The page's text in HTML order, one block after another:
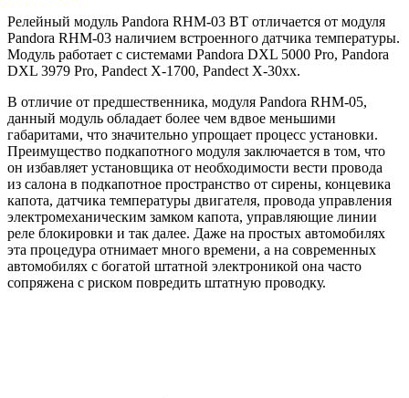
Релейный модуль Pandora RHM-03 BT отличается от модуля
Pandora RHM-03 наличием встроенного датчика температуры.
Модуль работает с системами Pandora DXL 5000 Pro, Pandora
DXL 3979 Pro, Pandect X-1700, Pandect X-30xx.
В отличие от предшественника, модуля Pandora RHM-05,
данный модуль обладает более чем вдвое меньшими
габаритами, что значительно упрощает процесс установки.
Преимущество подкапотного модуля заключается в том, что
он избавляет установщика от необходимости вести провода
из салона в подкапотное пространство от сирены, концевика
капота, датчика температуры двигателя, провода управления
электромеханическим замком капота, управляющие линии
реле блокировки и так далее. Даже на простых автомобилях
эта процедура отнимает много времени, а на современных
автомобилях с богатой штатной электроникой она часто
сопряжена с риском повредить штатную проводку.